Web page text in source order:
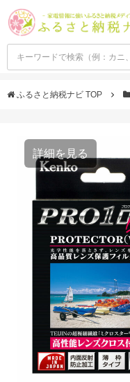
ふるさと納税ナビ TOP
詳細を見る